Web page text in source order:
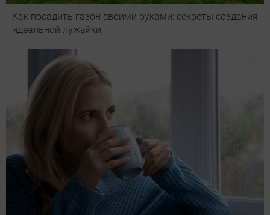
Как посадить газон своими руками: секреты создания
идеальной лужайки